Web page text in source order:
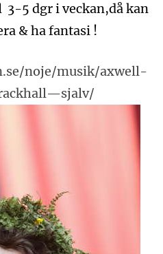
5 dgr i veckan,då kan
& ha fantasi !
noje/musik/axwell-